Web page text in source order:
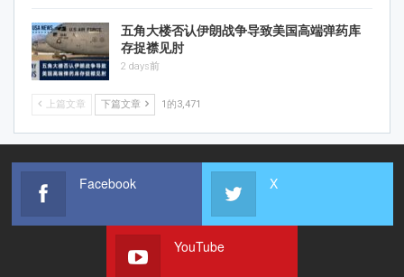
五角大楼否认伊朗战争导致美国高端弹药库
存捉襟见肘
2 days前
上篇文章 下篇文章 1的3,471
Facebook X
YouTube